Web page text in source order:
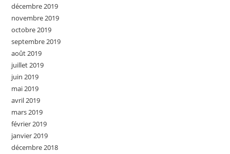
décembre 2019
novembre 2019
octobre 2019
septembre 2019
août 2019
juillet 2019
juin 2019
mai 2019
avril 2019
mars 2019
février 2019
janvier 2019
décembre 2018